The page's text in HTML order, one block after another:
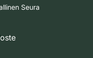
Seura